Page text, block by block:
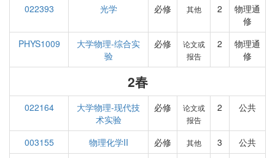
022393
光学 必修 其他 2
物理通
修
PHYS1009
大学物理-综合实
验
必修
论文或
报告
2
物理通
修
2春
022164
大学物理-现代技
术实验
必修
论文或
报告
2 公共
003155 物理化学II 必修 其他 3
公共